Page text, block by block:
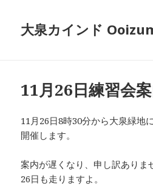
大泉カインド
11月26日練習会
11月26日8時30分から大泉緑地
開催します。
案内が遅くなり、申し訳ありま
26日も走りますよ。